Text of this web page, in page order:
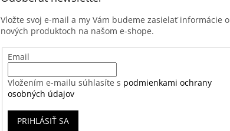
Vložte svoj e-mail a my Vám budeme zasielať informácie o
nových produktoch na našom e-shope.
Email
Vložením e-mailu súhlasíte s podmienkami ochrany
osobných údajov
PRIHLÁSIŤ SA